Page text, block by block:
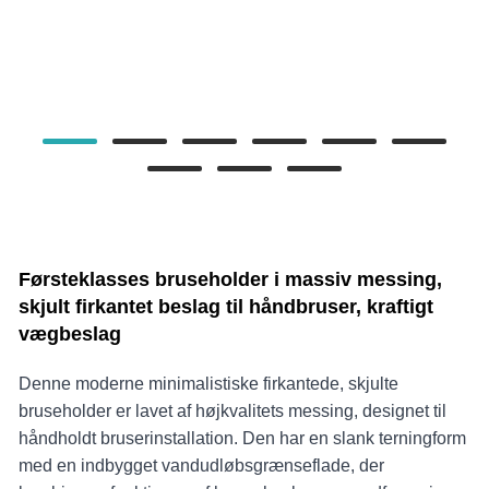
Førsteklasses bruseholder i massiv messing,
skjult firkantet beslag til håndbruser, kraftigt
vægbeslag
Denne moderne minimalistiske firkantede, skjulte
bruseholder er lavet af højkvalitets messing, designet til
håndholdt bruserinstallation. Den har en slank terningform
med en indbygget vandudløbsgrænseflade, der